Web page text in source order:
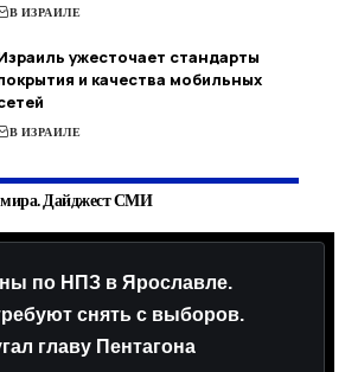
В ИЗРАИЛЕ
ужесточает стандарты
и качества мобильных
В ИЗРАИЛЕ
Дайджест СМИ